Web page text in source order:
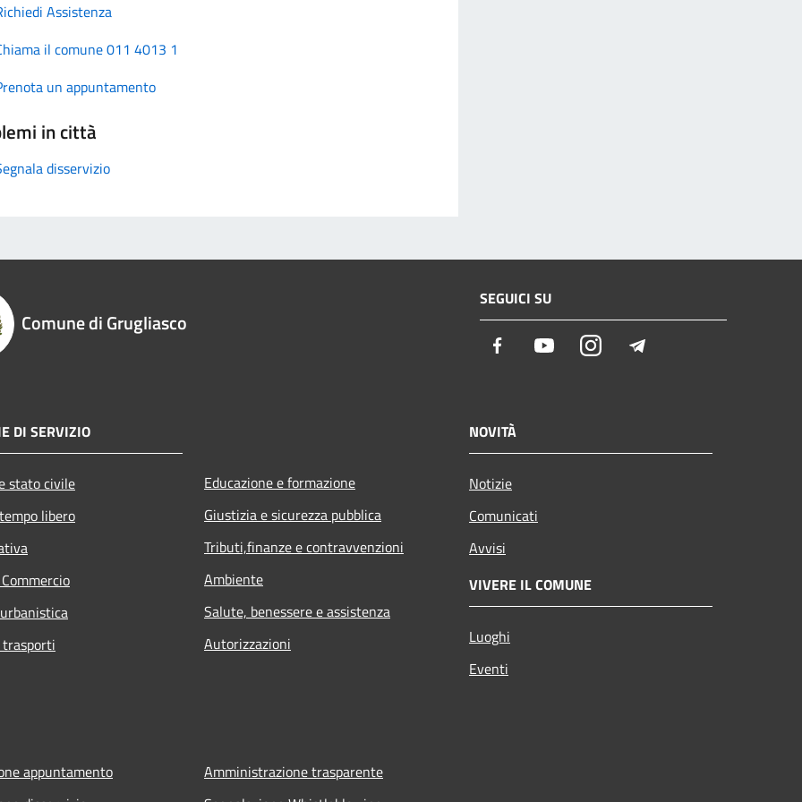
Assistenza
il comune 011 4013 1
un appuntamento
in città
disservizio
Comune di Grugliasco
SEGUICI SU
Facebook YoutubeInstagram
DI SERVIZIO
stato civile
libero
Educazione e formazione
Giustizia e sicurezza pubblica
Tributi,finanze e contravvenzioni
Ambiente
Salute, benessere e assistenza
Autorizzazioni
NOVITÀ
Notizie
Comunicati
Avvisi
VIVERE IL COMUNE
Luoghi
Eventi
appuntamento
Amministrazione trasparente